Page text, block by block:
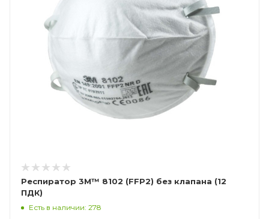
Респиратор 3М™ 8102 (FFP2) без клапана (12
ПДК)
Есть в наличии: 278